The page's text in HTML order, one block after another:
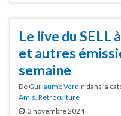
Le live du SELL
et autres
semaine
DeGuillaume Verdin dans la
Amis Retroculture
3 novembre 2024